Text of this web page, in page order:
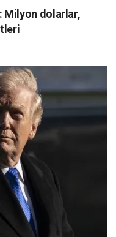
Milyon dolarlar,